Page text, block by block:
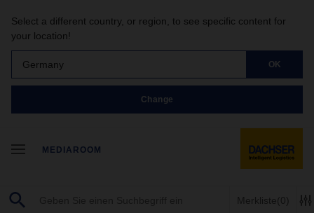
Select a different country, or region, to see specific content for
your location!
Germany OK
Change
MEDIAROOM
Merkliste(0)